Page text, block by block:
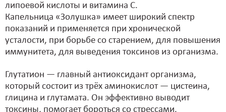
липоевой кислоты и витамина С.
Капельница «Золушка» имеет широкий спектр
показаний и применяется при хронической
усталости, при борьбе со старением, для повышения
иммунитета, для выведения токсинов из организма.
Глутатион — главный антиоксидант организма,
который состоит из трёх аминокислот — цистеина,
глицина и глутамата. Он эффективно выводит
токсины, помогает бороться со стрессами.